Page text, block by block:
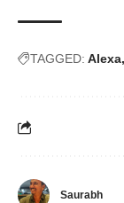
TAGGED: Alexa
Saurabh